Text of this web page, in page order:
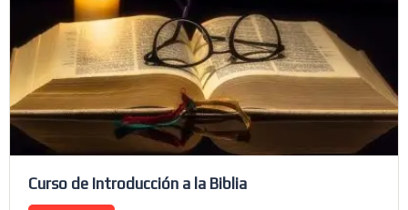
Curso de Introducción a la Biblia